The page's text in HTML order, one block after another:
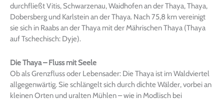
durchfließt Vitis, Schwarzenau, Waidhofen an der Thaya, Thaya,
Dobersberg und Karlstein an der Thaya. Nach 75,8 km vereinigt
sie sich in Raabs an der Thaya mit der Mährischen Thaya (Thaya
auf Tschechisch: Dyje).
Die Thaya – Fluss mit Seele
Ob als Grenzfluss oder Lebensader: Die Thaya ist im Waldviertel
allgegenwärtig. Sie schlängelt sich durch dichte Wälder, vorbei an
kleinen Orten und uralten Mühlen – wie in Modlisch bei